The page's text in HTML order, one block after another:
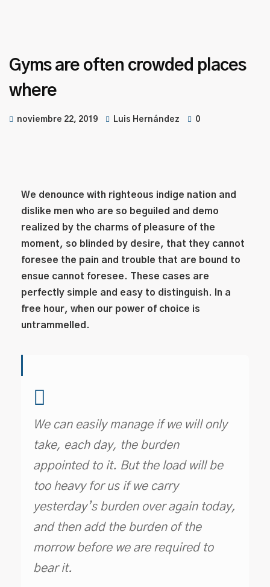
Gyms are often crowded places
where
noviembre 22, 2019 Luis Hernández 0
We denounce with righteous indige nation and
dislike men who are so beguiled and demo
realized by the charms of pleasure of the
moment, so blinded by desire, that they cannot
foresee the pain and trouble that are bound to
ensue cannot foresee. These cases are
perfectly simple and easy to distinguish. In a
free hour, when our power of choice is
untrammelled.
We can easily manage if we will only
take, each day, the burden
appointed to it. But the load will be
too heavy for us if we carry
yesterday’s burden over again today,
and then add the burden of the
morrow before we are required to
bear it.